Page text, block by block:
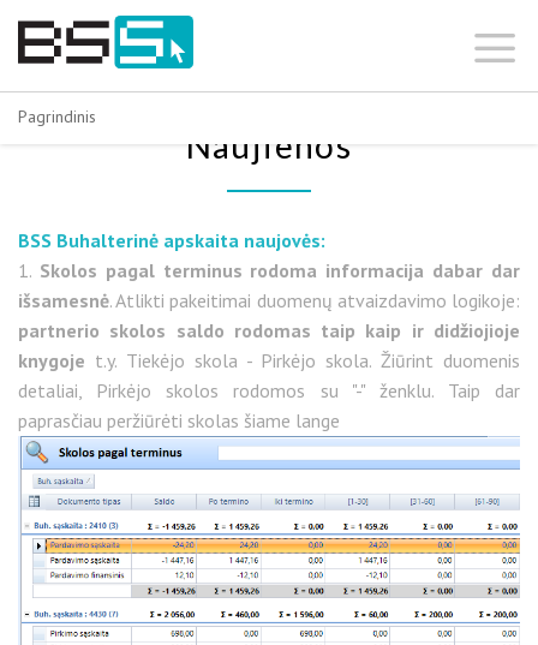
Skip
Pagrindinis
Naujienos
BSS Buhalterinė apskaita naujovės:
1. Skolos pagal terminus rodoma informacija dabar dar
išsamesnė. Atlikti pakeitimai duomenų atvaizdavimo logikoje:
partnerio skolos saldo rodomas taip kaip ir didžiojioje
knygoje t.y. Tiekėjo skola - Pirkėjo skola. Žiūrint duomenis
detaliai, Pirkėjo skolos rodomos su "-" ženklu. Taip dar
paprasčiau peržiūrėti skolas šiame lange